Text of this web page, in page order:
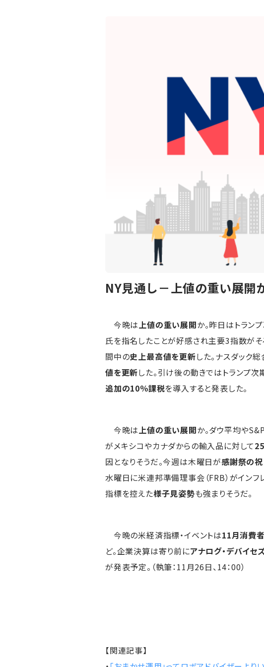
NY見通し－上値の重い展
今晩は 上値の重い展開か。昨日はトラン
氏を指名したことが好感され主要3指数がそ
間中の史上最高値を更新した。ナスダック
値を更新した。引け後の動きではトランプ
追加の10％課税を導入すると発表した。
今晩は 上値の重い展開か。ダウ平均や
がメキシコやカナダからの輸入品に対して
因となりそうだ。今週は木曜日が感謝祭の祝
水曜日に米連邦準備理事会（FRB）がインフ
指標を控えた様子見姿勢も強まりそうだ。
今晩の米経済指標・イベントは11月消費
ど。企業決算は寄り前にアナログ・デバイセ
が発表予定。（執筆：11月26日、14：00）
【関連記事】